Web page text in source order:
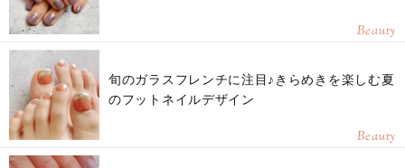
Beauty
旬のガラスフレンチに注目♪きらめきを楽しむ夏
のフットネイルデザイン
Beauty